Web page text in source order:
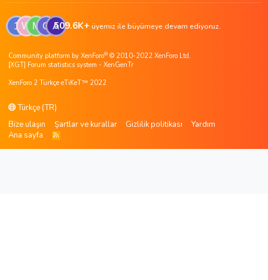
1 W M G A
509.6K+ üyemiz ile büyümeye devam ediyoruz.
Community platform by XenForo® © 2010-2022 XenForo Ltd.
[XGT] Forum statistics system - XenGenTr
XenForo 2 Türkçe eTiKeT™ 2022
Türkçe (TR)
Bize ulaşın
Şartlar ve kurallar Gizlilik politikası
Yardım
Ana sayfa
R
S
S